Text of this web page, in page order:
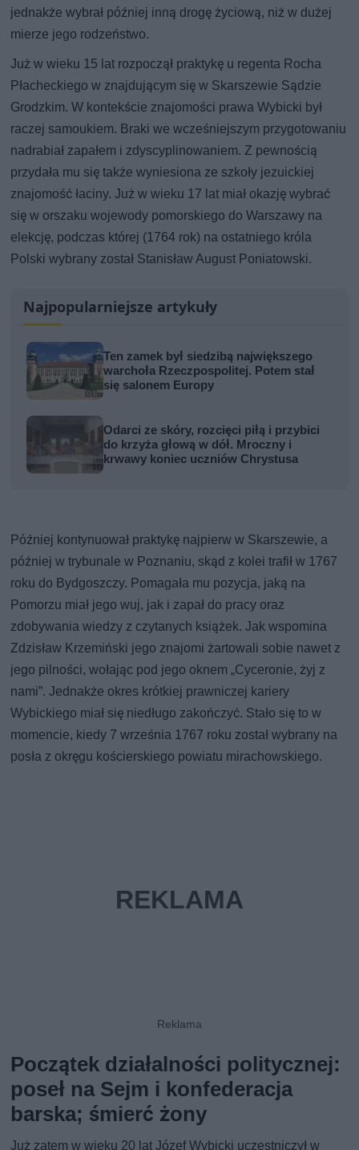
jednakże wybrał później inną drogę życiową, niż w dużej
mierze jego rodzeństwo.
Już w wieku 15 lat rozpoczął praktykę u regenta Rocha
Płacheckiego w znajdującym się w Skarszewie Sądzie
Grodzkim. W kontekście znajomości prawa Wybicki był
raczej samoukiem. Braki we wcześniejszym przygotowaniu
nadrabiał zapałem i zdyscyplinowaniem. Z pewnością
przydała mu się także wyniesiona ze szkoły jezuickiej
znajomość łaciny. Już w wieku 17 lat miał okazję wybrać
się w orszaku wojewody pomorskiego do Warszawy na
elekcję, podczas której (1764 rok) na ostatniego króla
Polski wybrany został Stanisław August Poniatowski.
Najpopularniejsze artykuły
Ten zamek był siedzibą największego
warchoła Rzeczpospolitej. Potem stał
się salonem Europy
Odarci ze skóry, rozcięci piłą i przybici
do krzyża głową w dół. Mroczny i
krwawy koniec uczniów Chrystusa
Później kontynuował praktykę najpierw w Skarszewie, a
później w trybunale w Poznaniu, skąd z kolei trafił w 1767
roku do Bydgoszczy. Pomagała mu pozycja, jaką na
Pomorzu miał jego wuj, jak i zapał do pracy oraz
zdobywania wiedzy z czytanych książek. Jak wspomina
Zdzisław Krzemiński jego znajomi żartowali sobie nawet z
jego pilności, wołając pod jego oknem „Cyceronie, żyj z
nami”. Jednakże okres krótkiej prawniczej kariery
Wybickiego miał się niedługo zakończyć. Stało się to w
momencie, kiedy 7 września 1767 roku został wybrany na
posła z okręgu kościerskiego powiatu mirachowskiego.
Początek działalności politycznej:
poseł na Sejm i konfederacja
barska; śmierć żony
Już zatem w wieku 20 lat Józef Wybicki uczestniczył w